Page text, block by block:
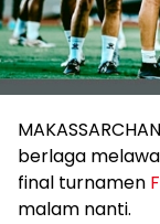
berlaga
final turnamen
malam nanti.